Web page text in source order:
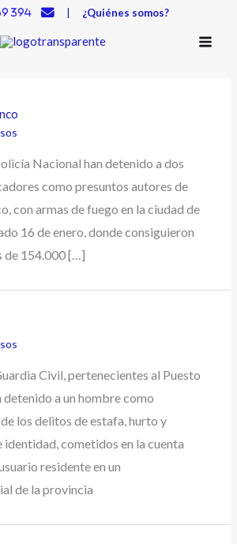
394 | ¿Quiénes somos?
Nacional han detenido a dos
como presuntos autores de
con armas de fuego en la ciudad de
16 de enero, donde consiguieron
de 154.000 […]
Civil, pertenecientes al Puesto
detenido a un hombre como
los delitos de estafa, hurto y
identidad, cometidos en la cuenta
residente en un
de la provincia